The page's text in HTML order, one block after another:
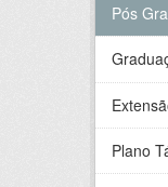
Pós
Plano